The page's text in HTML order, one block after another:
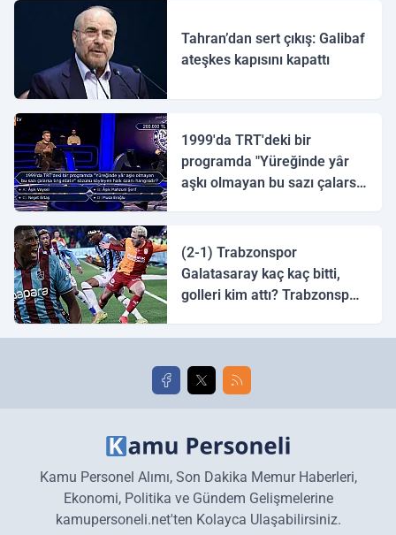
Tahran’dan sert çıkış: Galibaf
ateşkes kapısını kapattı
1999'da TRT'deki bir
programda "Yüreğinde yâr
aşkı olmayan bu sazı çalarsa
(2-1) Trabzonspor
Galatasaray kaç kaç bitti,
golleri kim attı? Trabzonspor
golleri!
Kamu Personel Alımı, Son Dakika Memur Haberleri,
Ekonomi, Politika ve Gündem Gelişmelerine
kamupersoneli.net'ten Kolayca Ulaşabilirsiniz.